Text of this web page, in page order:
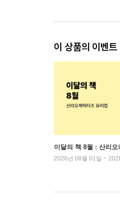
이 상품의 이벤트
이달의 책 8월 : 산리오
2026년 08월 01일 ~